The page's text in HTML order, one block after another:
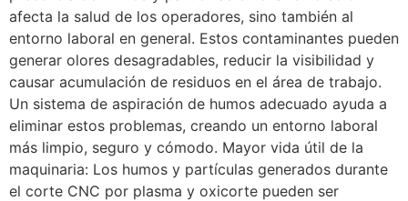
afecta la salud de los operadores, sino también al
entorno laboral en general. Estos contaminantes pueden
generar olores desagradables, reducir la visibilidad y
causar acumulación de residuos en el área de trabajo.
Un sistema de aspiración de humos adecuado ayuda a
eliminar estos problemas, creando un entorno laboral
más limpio, seguro y cómodo. Mayor vida útil de la
maquinaria: Los humos y partículas generados durante
el corte CNC por plasma y oxicorte pueden ser